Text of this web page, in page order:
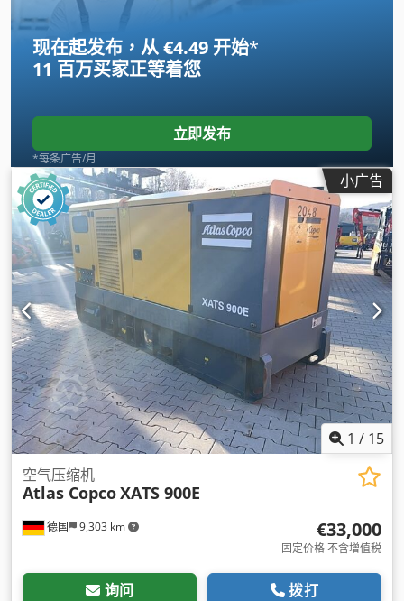
现在起发布，从 €4.49 开始*
11 百万买家正等着您
立即发布
*每条广告/月
小广告
1 / 15
德国 9,303 km
空气压缩机
Atlas CopcoXATS 900E
€33,000
固定价格 不含增值税
询问 拨打